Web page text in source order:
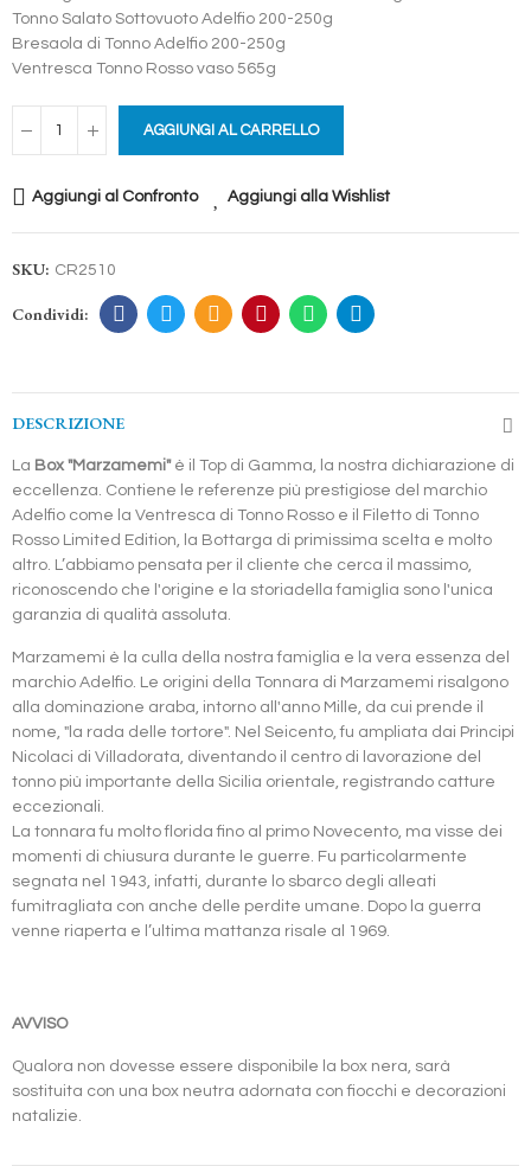
Tonno Salato Sottovuoto Adelfio 200-250g
Bresaola di Tonno Adelfio 200-250g
Ventresca Tonno Rosso vaso 565g
AGGIUNGI AL CARRELLO
Aggiungi al Confronto Aggiungi alla Wishlist
SKU: CR2510
DESCRIZIONE
La Box "Marzamemi"è il Top di Gamma, la nostra dichiarazione di
eccellenza. Contiene le referenze più prestigiose del marchio
Adelfio come la Ventresca di Tonno Rosso e il Filetto di Tonno
Rosso Limited Edition, la Bottarga di primissima scelta e molto
altro. L’abbiamo pensata per il cliente che cerca il massimo,
riconoscendo che l'origine e la storiadella famiglia sono l'unica
garanzia di qualità assoluta.
Marzamemi è la culla della nostra famiglia e la vera essenza del
marchio Adelfio. Le origini della Tonnara di Marzamemi risalgono
alla dominazione araba, intorno all'anno Mille, da cui prende il
nome, "la rada delle tortore". Nel Seicento, fu ampliata dai Principi
Nicolaci di Villadorata, diventando il centro di lavorazione del
tonno più importante della Sicilia orientale, registrando catture
eccezionali.
La tonnara fu molto florida fino al primo Novecento, ma visse dei
momenti di chiusura durante le guerre. Fu particolarmente
segnata nel 1943, infatti, durante lo sbarco degli alleati
fumitragliata con anche delle perdite umane. Dopo la guerra
venne riaperta e l’ultima mattanza risale al 1969.
AVVISO
Qualora non dovesse essere disponibile la box nera, sarà
sostituita con una box neutra adornata con fiocchi e decorazioni
natalizie.